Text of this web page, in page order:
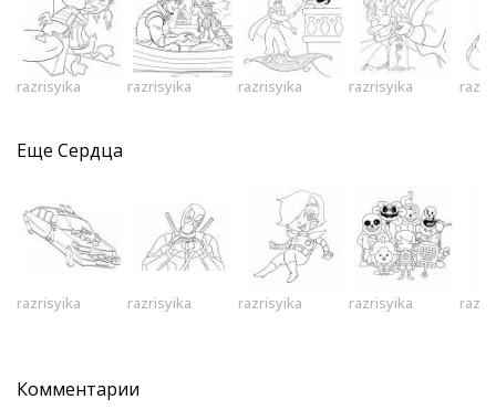
razrisyika razrisyika razrisyika razrisyika
Еще Сердца
razrisyika razrisyika razrisyika razrisyika
Комментарии